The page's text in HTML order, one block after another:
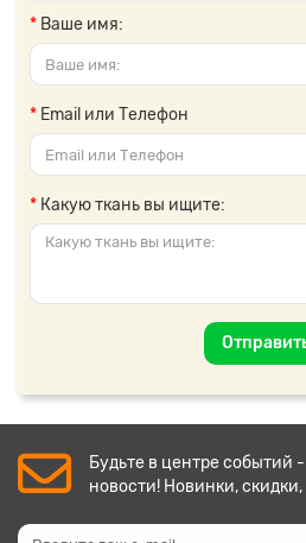
Ваше имя:
Email или Телефон
Какую ткань вы ищите:
Будьте в центре событий
новости! Новинки,